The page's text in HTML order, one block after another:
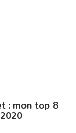
: mon top 8